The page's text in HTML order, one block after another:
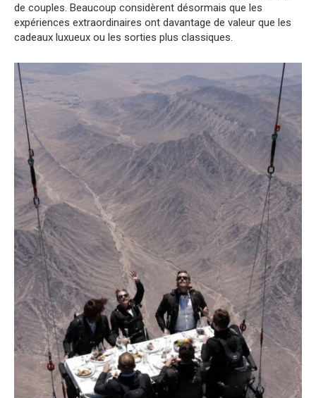
de couples. Beaucoup considèrent désormais que les
expériences extraordinaires ont davantage de valeur que les
cadeaux luxueux ou les sorties plus classiques.